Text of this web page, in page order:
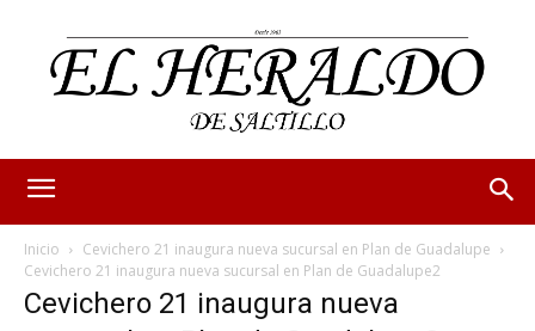
Inicio
Cevichero 21 inaugura nueva sucursal en Plan de Guadalupe
Cevichero 21 inaugura nueva sucursal en Plan de Guadalupe2
Cevichero 21 inaugura nueva